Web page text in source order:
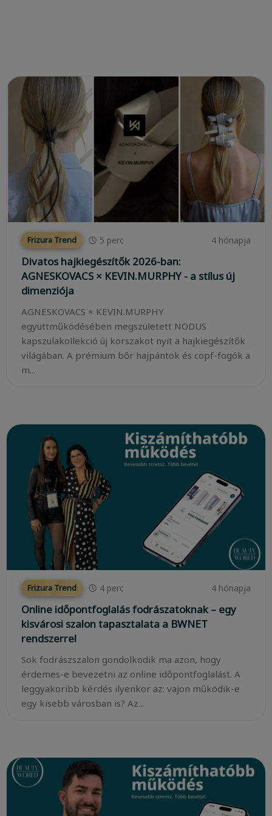
Frizura Trend 5 perc 4 hónapja
Divatos hajkiegészítők 2026-ban:
AGNESKOVACS × KEVIN.MURPHY - a stílus új
dimenziója
AGNESKOVACS × KEVIN.MURPHY
együttműködésében megszületett NODUS
kapszulakollekció új korszakot nyit a hajkiegészítők
világában. A prémium bőr hajpántok és copf-fogók a
m...
Frizura Trend 4 perc 4 hónapja
Online időpontfoglalás fodrászatoknak – egy
kisvárosi szalon tapasztalata a BWNET
rendszerrel
Sok fodrászszalon gondolkodik ma azon, hogy
érdemes-e bevezetni az online időpontfoglalást. A
leggyakoribb kérdés ilyenkor az: vajon működik-e
egy kisebb városban is? Az...